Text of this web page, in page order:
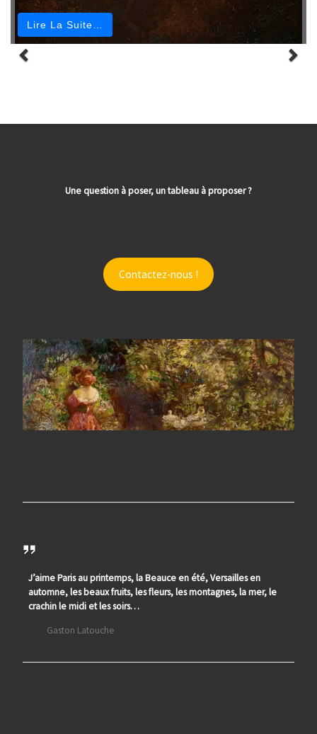
Lire La Suite…
Une question à poser, un tableau à proposer ?
Contactez-nous !
J’aime Paris au printemps, la Beauce en été, Versailles en
automne, les beaux fruits, les fleurs, les montagnes, la mer, le
crachin le midi et les soirs…
Gaston Latouche